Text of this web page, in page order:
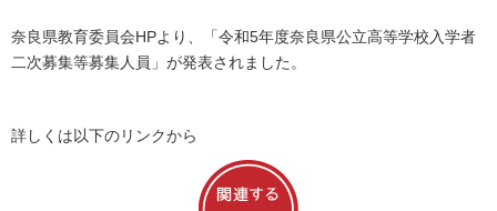
奈良県教育委員会HPより、「令和5年度奈良県公立高等学校入学者
二次募集等募集人員」が発表されました。
詳しくは以下のリンクから